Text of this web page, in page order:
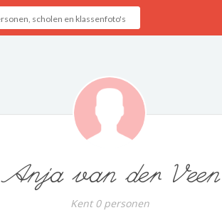
Anja van der Veen
Kent 0 personen